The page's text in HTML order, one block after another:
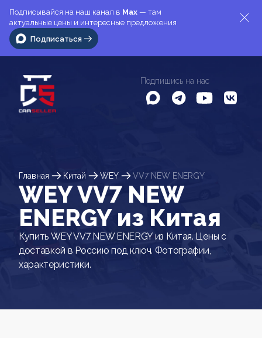
Подписывайся на наш канал в Max — там
актуальные цены и интересные предложения
Подписаться
Подпишись на нас
Главная Китай WEY VV7 NEW ENERGY
WEY VV7 NEW
ENERGY из Китая
Купить WEY VV7 NEW ENERGY из Китая. Цены с
доставкой в Россию под ключ. Фотографии,
характеристики.